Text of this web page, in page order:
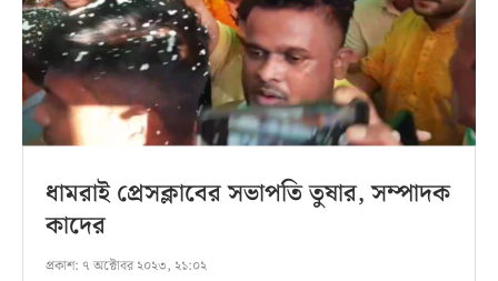
ধামরাই প্রেসক্লাবের সভাপতি তুষার, সম্পাদক
কাদের
প্রকাশ: ৭ অক্টোবর ২০২৩, ২১:০২